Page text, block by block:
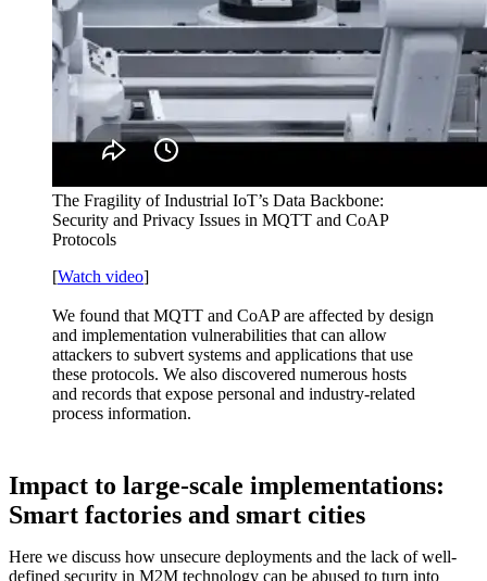
The Fragility of Industrial IoT’s Data Backbone:
Security and Privacy Issues in MQTT and CoAP
Protocols
[Watch video]
We found that MQTT and CoAP are affected by design
and implementation vulnerabilities that can allow
attackers to subvert systems and applications that use
these protocols. We also discovered numerous hosts
and records that expose personal and industry-related
process information.
Impact to large-scale implementations:
Smart factories and smart cities
Here we discuss how unsecure deployments and the lack of well-
defined security in M2M technology can be abused to turn into